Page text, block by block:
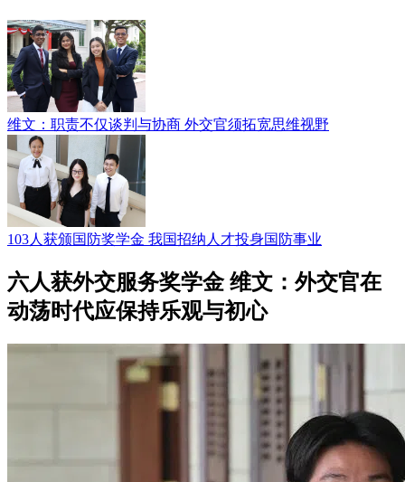
维文：职责不仅谈判与协商 外交官须拓宽思维视野
103人获颁国防奖学金 我国招纳人才投身国防事业
六人获外交服务奖学金 维文：外交官在
动荡时代应保持乐观与初心